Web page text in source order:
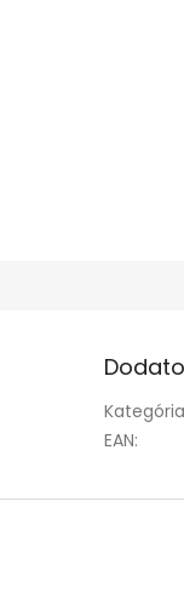
Kategória
EAN: